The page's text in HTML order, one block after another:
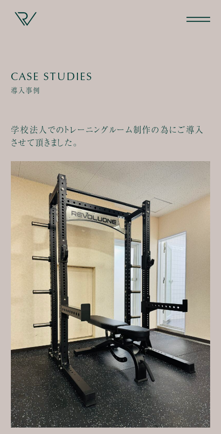
CASE STUDIES
導入事例
学校法人でのトレーニングルーム制作の為にご導入
させて頂きました。